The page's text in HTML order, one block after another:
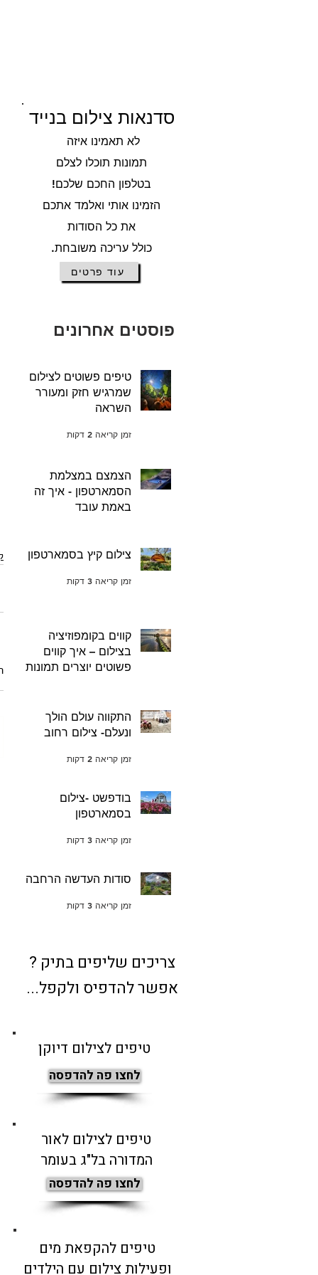
סדנאות צילום בנייד
לא תאמינו איזה
תמונות תוכלו לצלם
בטלפון החכם שלכם!
הזמינו אותי ואלמד אתכם
את כל הסודות
כולל עריכה משובחת.
עוד פרטים
פוסטים אחרונים
טיפים פשוטים לצילום
שמרגיש חזק ומעורר
השראה
זמן קריאה 2 דקות
הצמצם במצלמת
הסמארטפון - איך זה
באמת עובד
צילום קיץ בסמארטפון
זמן קריאה 3 דקות
קווים בקומפוזיציה
בצילום – איך קווים
פשוטים יוצרים תמונות
התקווה עולם הולך
ונעלם- צילום רחוב
זמן קריאה 2 דקות
בודפשט -צילום
בסמארטפון
זמן קריאה 3 דקות
סודות העדשה הרחבה
זמן קריאה 3 דקות
צריכים שליפים בתיק ?
אפשר להדפיס ולקפל...
טיפים לצילום דיוקן
לחצו פה להדפסה
טיפים לצילום לאור
המדורה בל"ג בעומר
לחצו פה להדפסה
טיפים להקפאת מים
ופעילות צילום עם הילדים